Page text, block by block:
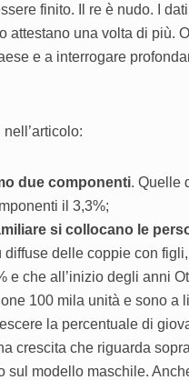
finito. Il re è nudo. I
attestano una volta di più.
e a interrogare
due componenti. Quelle
il 3,3%;
si collocano le
diffuse delle coppie con
e che all’inizio degli anni
100 mila unità e sono a
la percentuale di
crescita che riguarda
sul modello maschile.